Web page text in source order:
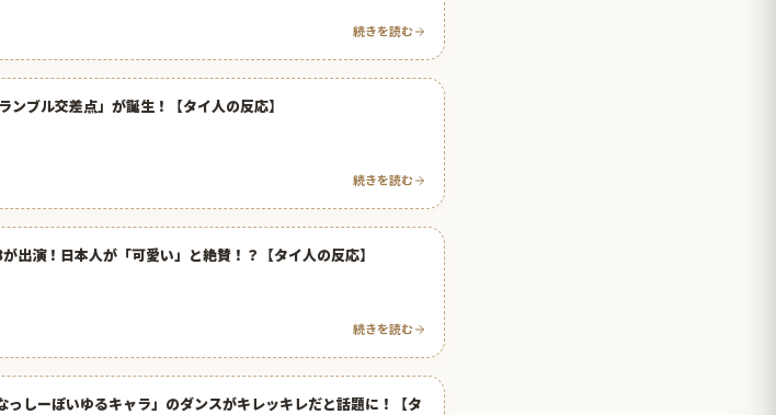
続きを読む
ブル交差点」が誕生！【タイ人の反応】
続きを読む
出演！日本人が「可愛い」と絶賛！？【タイ人の反応】
続きを読む
っしーぽいゆるキャラ」のダンスがキレッキレだと話題に！【タ